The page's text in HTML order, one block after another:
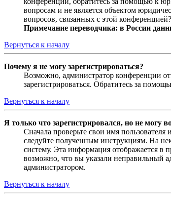
вопросам и не является объектом
вопросов, связанных с этой
Примечание переводчика: в России
Вернуться к началу
Почему я не могу зарегистрироваться?
Возможно, администратор конференции
зарегистрироваться. Обратитесь за
Вернуться к началу
Я только что зарегистрировался, но не могу
Сначала проверьте свои имя
следуйте полученным инструкциям. На
систему. Эта информация отображается в
возможно, что вы указали неправильный
администратором.
Вернуться к началу